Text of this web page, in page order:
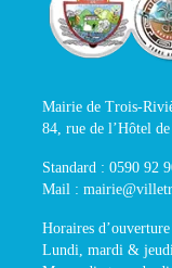
Mairie de Trois-
84, rue de l’Hôtel
Standard : 0590 92
Mail :
Horaires
Lundi, mardi &